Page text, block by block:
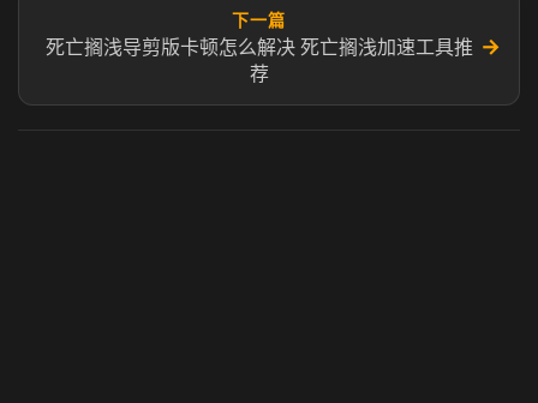
下一篇
死亡搁浅导剪版卡顿怎么解决 死亡搁浅加速工具推
荐
→